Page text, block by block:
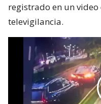
registrado en un
televigilancia.